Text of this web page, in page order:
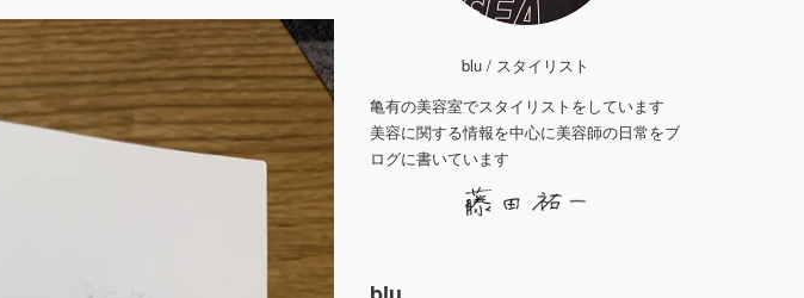
blu / スタイリスト
亀有の美容室でスタイリストをしています
美容に関する情報を中心に美容師の日常をブ
ログに書いています